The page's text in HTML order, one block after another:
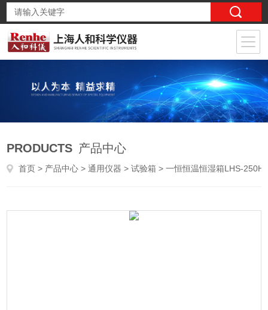
PRODUCTS 产品中心
首页 > 产品中心 >通用仪器 >试验箱 > 一恒恒温恒湿箱LHS-250HC-I